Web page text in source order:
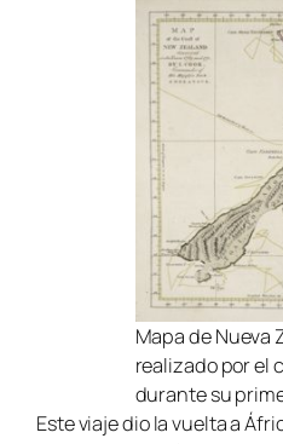
Mapa de Nueva
realizado por el
durante su
Este viaje dio la vuelta a